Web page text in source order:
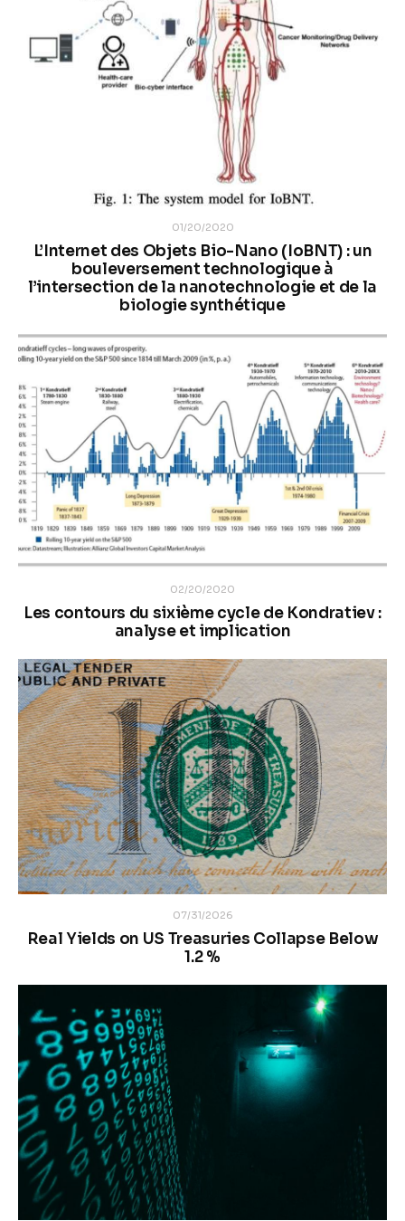
01/20/2020
L’Internet des Objets Bio-Nano (IoBNT) : un
bouleversement technologique à
l’intersection de la nanotechnologie et de la
biologie synthétique
02/20/2020
Les contours du sixième cycle de Kondratiev :
analyse et implication
07/31/2026
Real Yields on US Treasuries Collapse Below
1.2 %